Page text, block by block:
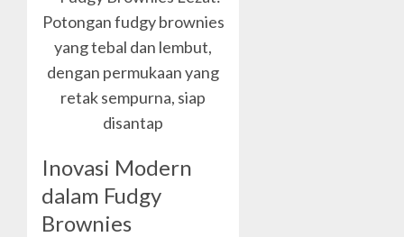
Inovasi Modern
dalam Fudgy
Brownies